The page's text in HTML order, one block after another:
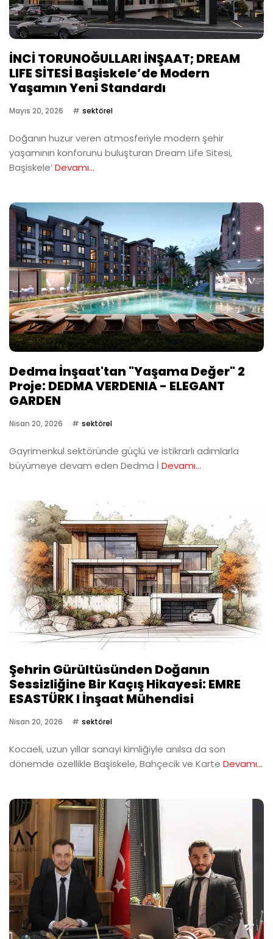
İNCİ TORUNOĞULLARI İNŞAAT; DREAM
LIFE SİTESİ Başiskele’de Modern
Yaşamın Yeni Standardı
Mayıs 20, 2026 sektörel
Doğanın huzur veren atmosferiyle modern şehir
yaşamının konforunu buluşturan Dream Life Sitesi,
Başiskele’Devamı...
Dedma İnşaat'tan "Yaşama Değer" 2
Proje: DEDMA VERDENIA - ELEGANT
GARDEN
Nisan 20, 2026 sektörel
Gayrimenkul sektöründe güçlü ve istikrarlı adımlarla
büyümeye devam eden Dedma İ Devamı...
Şehrin Gürültüsünden Doğanın
Sessizliğine Bir Kaçış Hikayesi: EMRE
ESASTÜRK I İnşaat Mühendisi
Nisan 20, 2026 sektörel
Kocaeli, uzun yıllar sanayi kimliğiyle anılsa da son
dönemde özellikle Başiskele, Bahçecik ve Karte Devamı...